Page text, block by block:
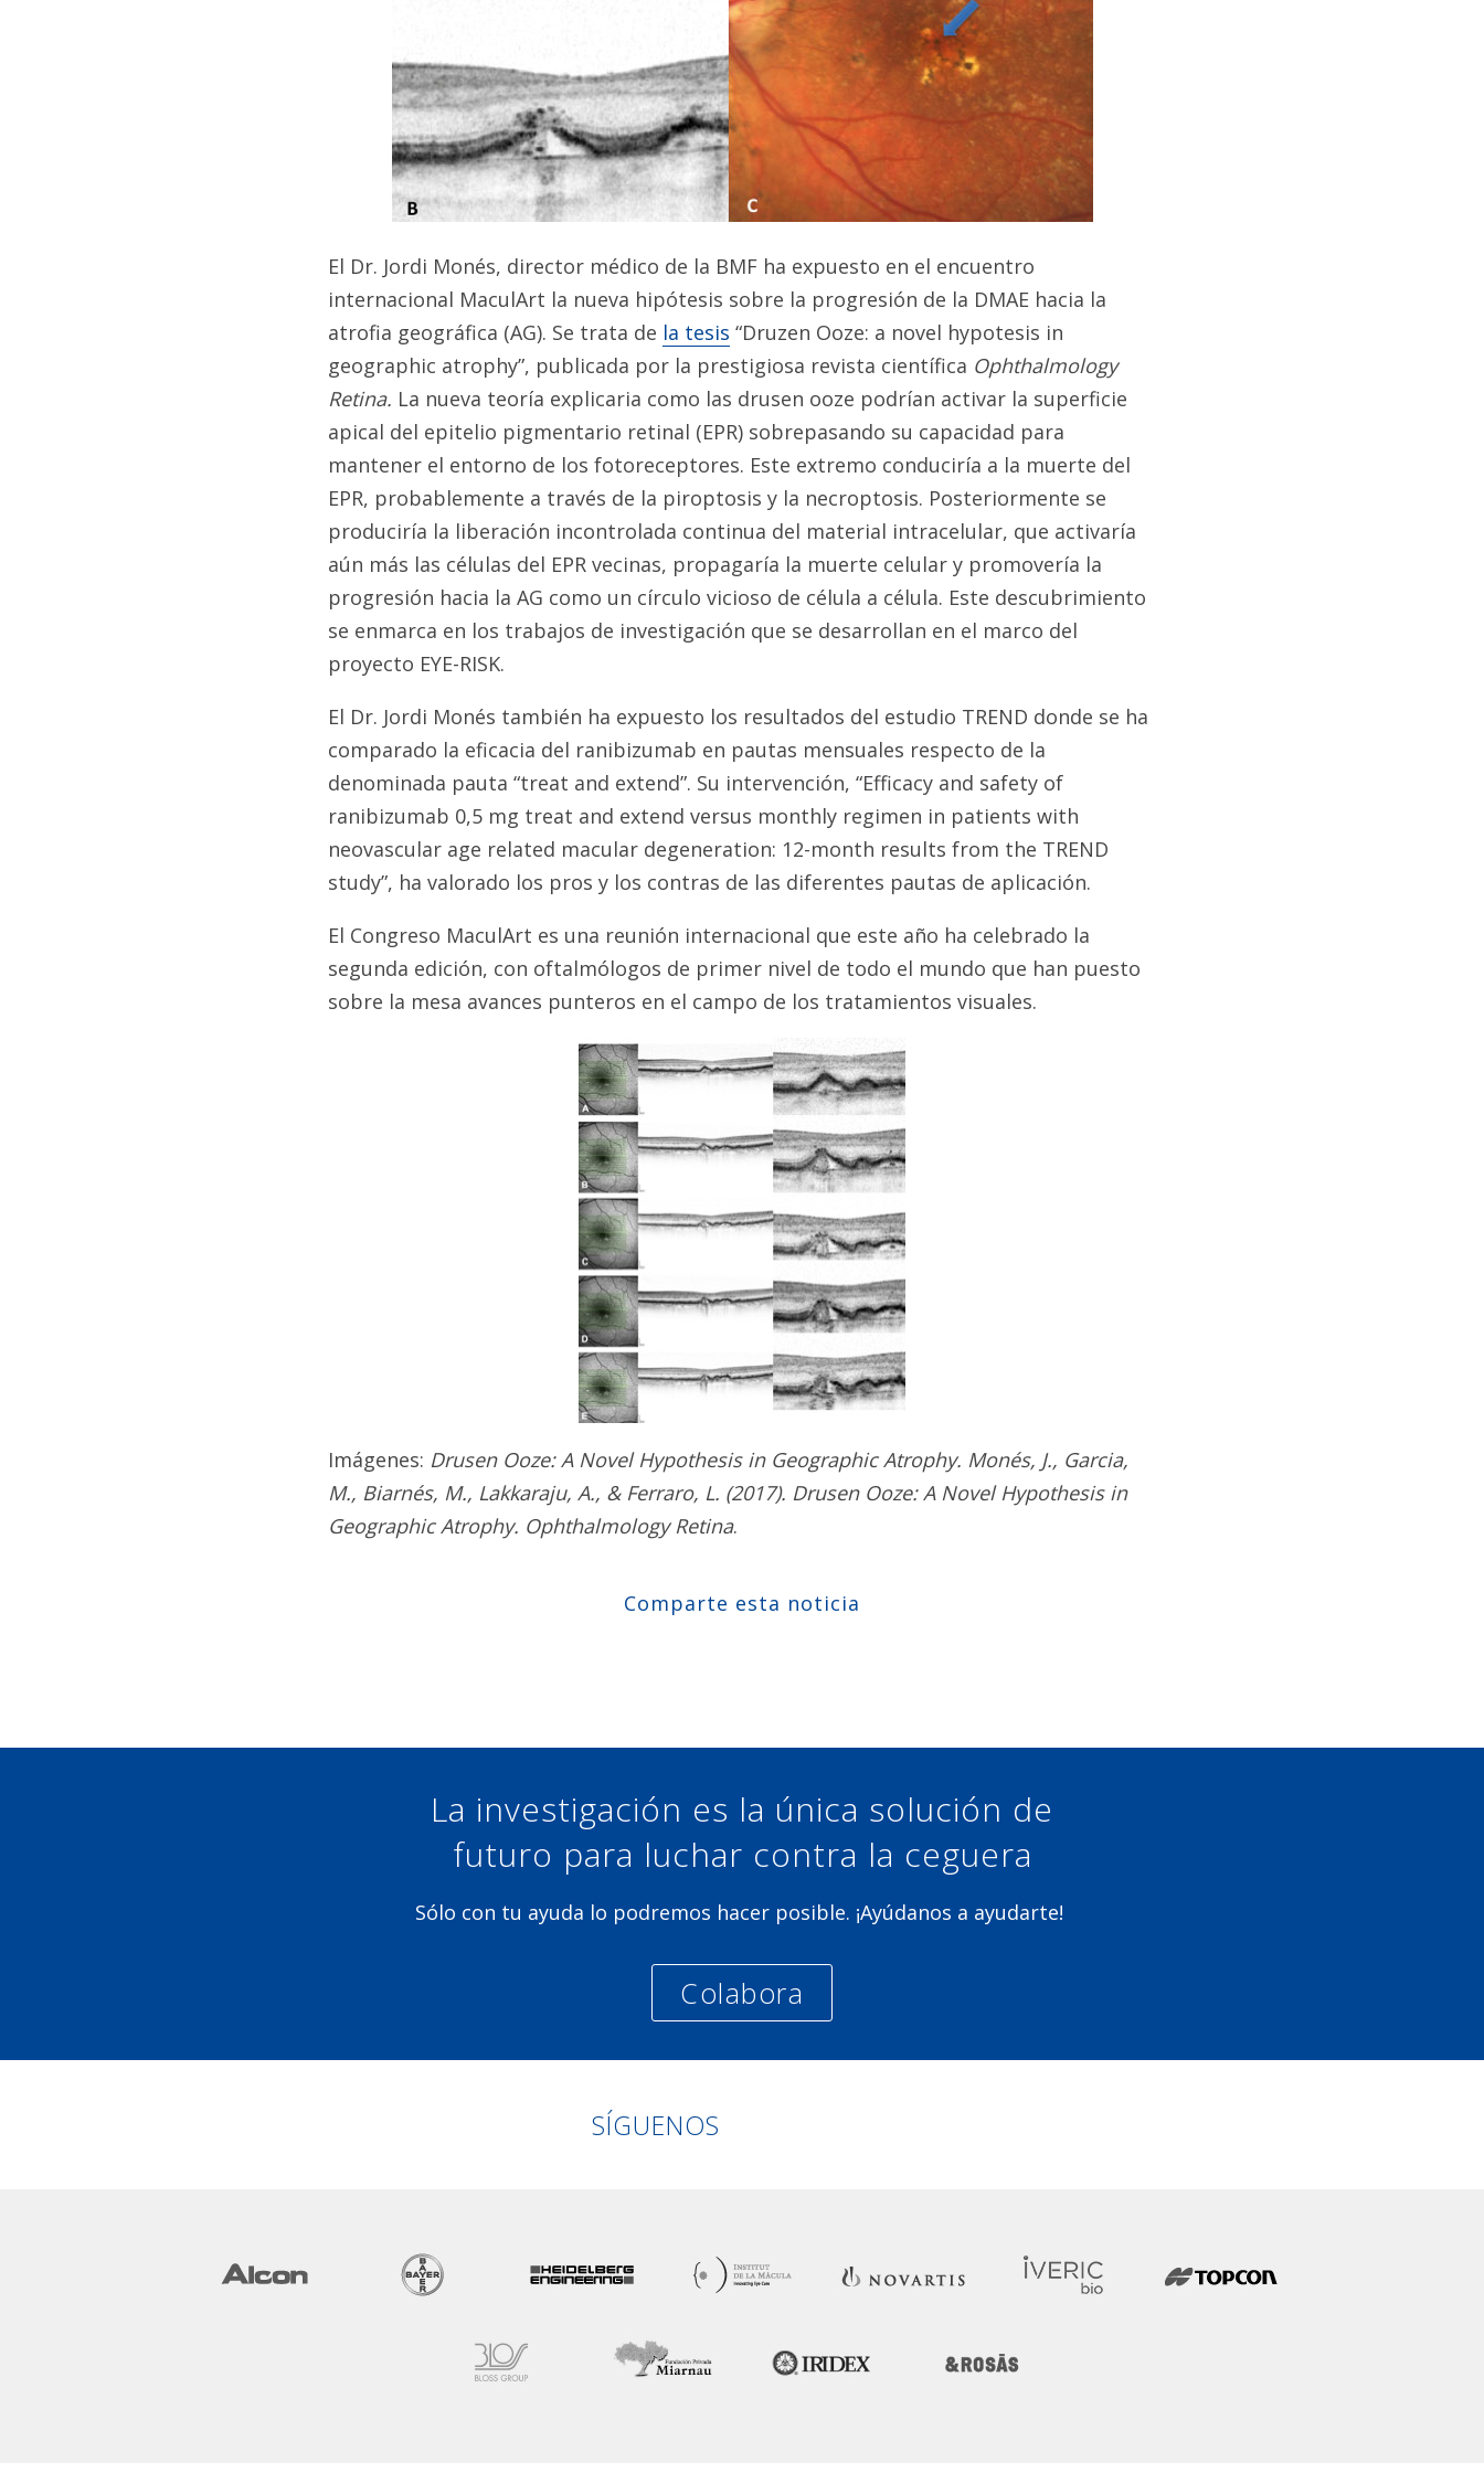
El Dr. Jordi Monés, director médico de la BMF ha expuesto en el encuentro
internacional MaculArt la nueva hipótesis sobre la progresión de la DMAE hacia la
atrofia geográfica (AG). Se trata de la tesis “Druzen Ooze: a novel hypotesis in
geographic atrophy”, publicada por la prestigiosa revista científica Ophthalmology
Retina. La nueva teoría explicaria como las drusen ooze podrían activar la superficie
apical del epitelio pigmentario retinal (EPR) sobrepasando su capacidad para
mantener el entorno de los fotoreceptores. Este extremo conduciría a la muerte del
EPR, probablemente a través de la piroptosis y la necroptosis. Posteriormente se
produciría la liberación incontrolada continua del material intracelular, que activaría
aún más las células del EPR vecinas, propagaría la muerte celular y promovería la
progresión hacia la AG como un círculo vicioso de célula a célula. Este descubrimiento
se enmarca en los trabajos de investigación que se desarrollan en el marco del
proyecto EYE-RISK.
El Dr. Jordi Monés también ha expuesto los resultados del estudio TREND donde se ha
comparado la eficacia del ranibizumab en pautas mensuales respecto de la
denominada pauta “treat and extend”. Su intervención, “Efficacy and safety of
ranibizumab 0,5 mg treat and extend versus monthly regimen in patients with
neovascular age related macular degeneration: 12-month results from the TREND
study”, ha valorado los pros y los contras de las diferentes pautas de aplicación.
El Congreso MaculArt es una reunión internacional que este año ha celebrado la
segunda edición, con oftalmólogos de primer nivel de todo el mundo que han puesto
sobre la mesa avances punteros en el campo de los tratamientos visuales.
Imágenes: Drusen Ooze: A Novel Hypothesis in Geographic Atrophy. Monés, J., Garcia,
M., Biarnés, M., Lakkaraju, A., & Ferraro, L. (2017). Drusen Ooze: A Novel Hypothesis in
Geographic Atrophy. Ophthalmology Retina.
Comparte esta noticia
La investigación es la única solución de
futuro para luchar contra la ceguera
Sólo con tu ayuda lo podremos hacer posible. ¡Ayúdanos a ayudarte!
Colabora
SÍGUENOS